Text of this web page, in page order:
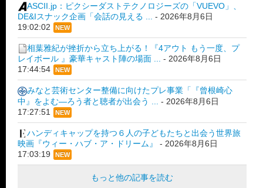
ASCII.jp：ピクシーダストテクノロジーズの「VUEVO」、
DE&Iスナック企画「会話の見える ...
- 2026年8月6日
19:02:02
NEW
相葉雅紀が挫折から立ち上がる！『4アウト もう一度、プ
レイボール 』豪華キャスト陣の場面 ... - 2026年8月6日
17:44:54
NEW
みなと芸術センター整備に向けたプレ事業「『曾根崎心
中』をよむ―ろう者と聴者が出会う ...
- 2026年8月6日
17:27:51
NEW
ハンディキャップを持つ６人の子どもたちと出会う世界旅
映画『ウィー・ハブ・ア・ドリーム』
- 2026年8月6日
17:03:19
NEW
もっと他の記事を読む